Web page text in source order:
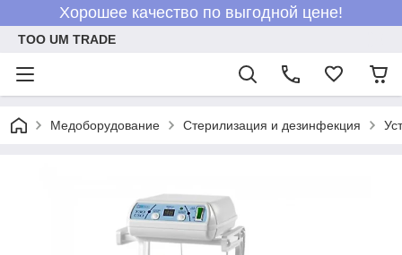
Хорошее качество по выгодной цене!
ТОО UM TRADE
Медоборудование Стерилизация и дезинфекция